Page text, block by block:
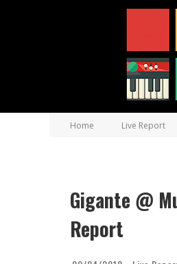
Home Live Report
Gigante @
Report